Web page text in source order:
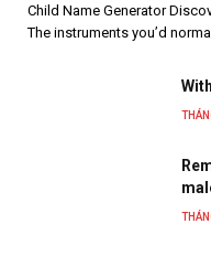
Child Name Generator
The instruments you’d